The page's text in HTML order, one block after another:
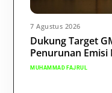
7 Agustus 2026
Dukung Target
Penurunan Emisi
MUHAMMAD FAJRUL